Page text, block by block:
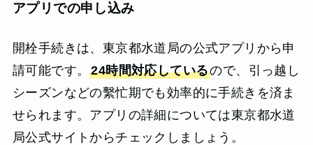
アプリでの申し込み
開栓手続きは、東京都水道局の公式アプリから申
請可能です。24時間対応しているので、引っ越し
シーズンなどの繫忙期でも効率的に手続きを済ま
せられます。アプリの詳細については東京都水道
局公式サイトからチェックしましょう。